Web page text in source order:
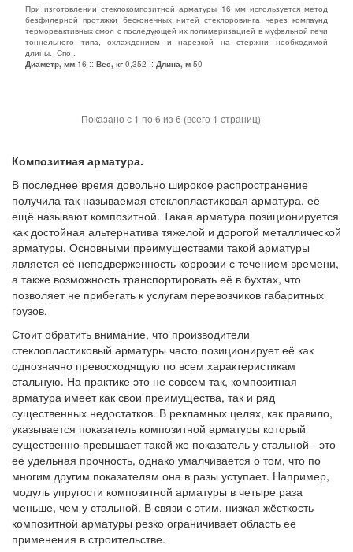
При изготовлении стеклокомпозитной арматуры 16 мм используется метод
безфилерной протяжки бесконечных нитей стеклоровинга через компаунд
термореактивных смол с последующей их полимеризацией в муфельной печи
тоннельного типа, охлаждением и нарезкой на стержни необходимой
длины. Спо..
Диаметр, мм 16 :: Вес, кг 0,352 :: Длина, м 50
Показано с 1 по 6 из 6 (всего 1 страниц)
Композитная арматура.
В последнее время довольно широкое распространение
получила так называемая стеклопластиковая арматура, её
ещё называют композитной. Такая арматура позиционируется
как достойная альтернатива тяжелой и дорогой металлической
арматуры. Основными преимуществами такой арматуры
является её неподверженность коррозии с течением времени,
а также возможность транспортировать её в бухтах, что
позволяет не прибегать к услугам перевозчиков габаритных
грузов.
Стоит обратить внимание, что производители
стеклопластиковый арматуры часто позиционирует её как
однозначно превосходящую по всем характеристикам
стальную. На практике это не совсем так, композитная
арматура имеет как свои преимущества, так и ряд
существенных недостатков. В рекламных целях, как правило,
указывается показатель композитной арматуры который
существенно превышает такой же показатель у стальной - это
её удельная прочность, однако умалчивается о том, что по
многим другим показателям она в разы уступает. Например,
модуль упругости композитной арматуры в четыре раза
меньше, чем у стальной. В связи с этим, низкая жёсткость
композитной арматуры резко ограничивает область её
применения в строительстве.